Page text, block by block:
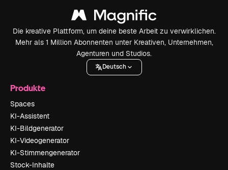
Die kreative Plattform, um deine beste Arbeit zu verwirklichen.
Mehr als 1 Million Abonnenten unter Kreativen, Unternehmen,
Agenturen und Studios.
Deutsch
Produkte
Spaces
KI-Assistent
KI-Bildgenerator
KI-Videogenerator
KI-Stimmengenerator
Stock-Inhalte